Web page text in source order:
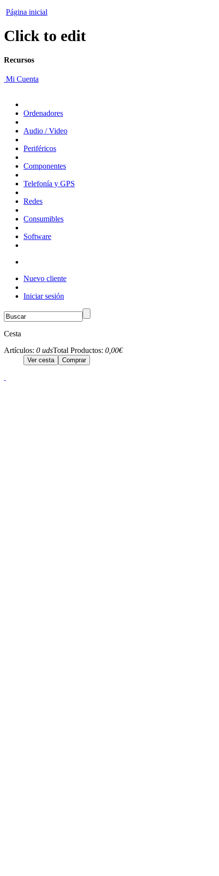
Página inicial
Click to edit
Recursos
Mi Cuenta
Ordenadores
Audio / Video
Periféricos
Componentes
Telefonía y GPS
Redes
Consumibles
Software
Nuevo cliente
Iniciar sesión
Cesta
Artículos: 0 udsTotal Productos: 0,00€